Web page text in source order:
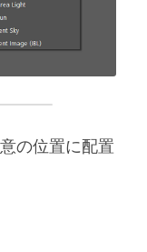
の位置に配置